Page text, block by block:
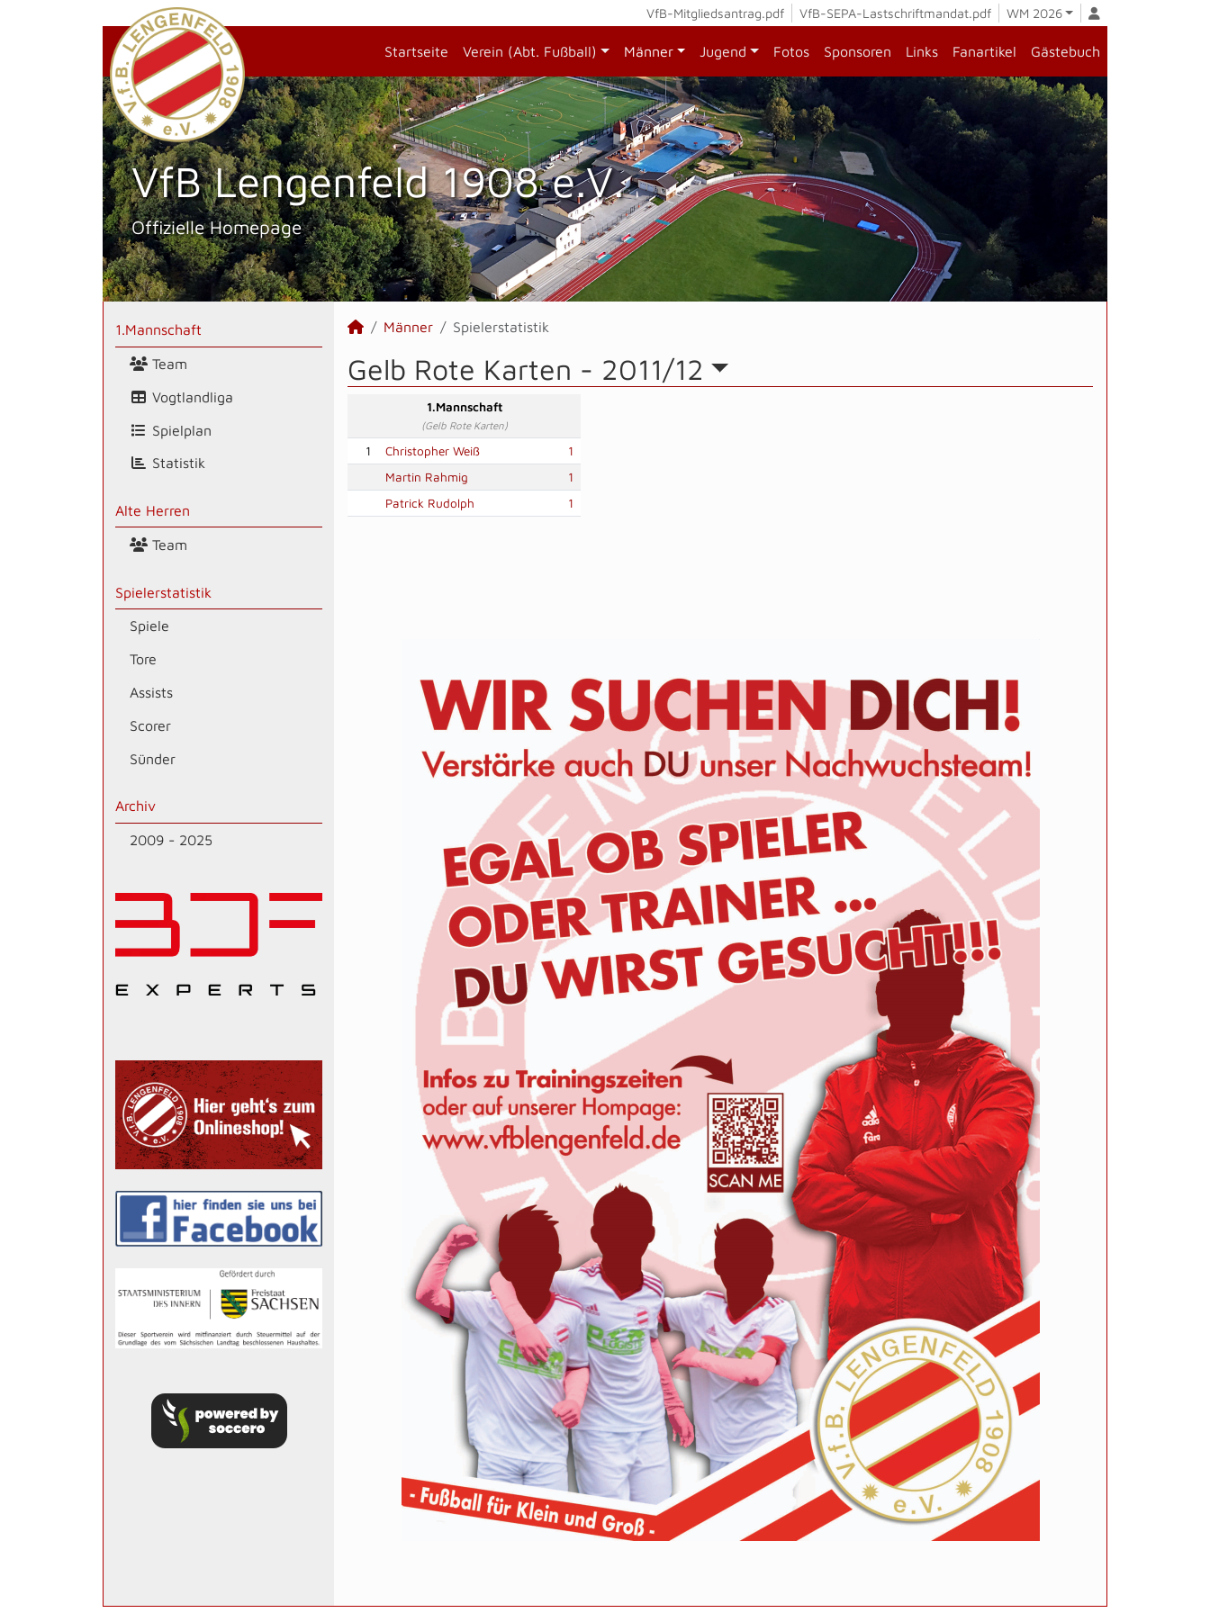
VfB-Mitgliedsantrag.pdf VfB-SEPA-Lastschriftmandat.pdf WM 2026
Startseite Verein (Abt. Fußball) Männer Jugend Fotos Sponsoren Links Fanartikel Gästebuch
VfB Lengenfeld 1908 e.V.
Offizielle Homepage
1.Mannschaft
Team
Vogtlandliga
Spielplan
Statistik
Alte Herren
Team
Spielerstatistik
Spiele
Tore
Assists
Scorer
Sünder
Archiv
2009 - 2025
Männer Spielerstatistik
Gelb Rote Karten - 2011/12
1.Mannschaft
(Gelb Rote Karten)
1 Christopher Weiß
1
Martin Rahmig
1
Patrick Rudolph
1